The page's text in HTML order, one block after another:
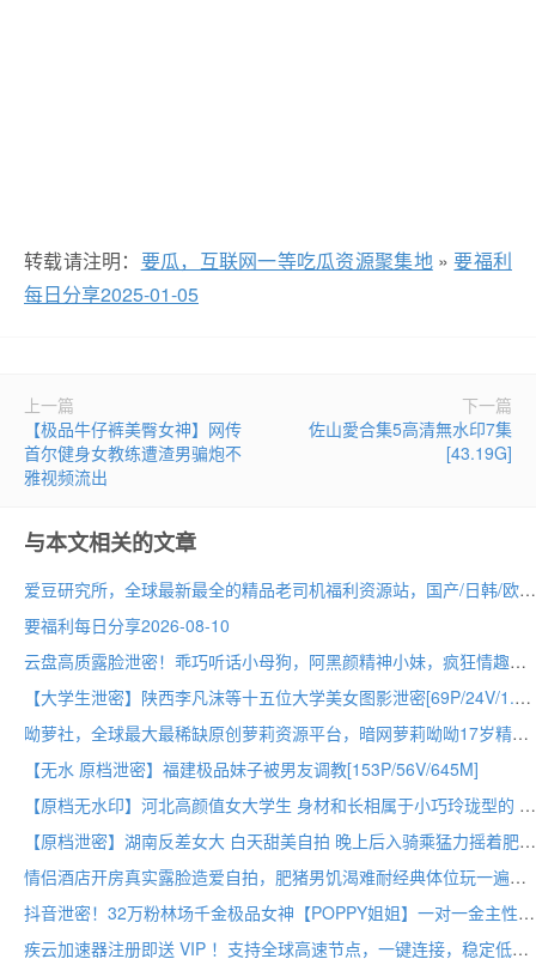
转载请注明： 要瓜，互联网一等吃瓜资源聚集地»要福利
每日分享2025-01-05
上一篇
【极品牛仔裤美臀女神】网传
首尔健身女教练遭渣男骗炮不
雅视频流出
下一篇
佐山愛合集5高清無水印7集
[43.19G]
与本文相关的文章
爱豆研究所，全球最新最全的精品老司机福利资源站，国产/日韩/欧美/动漫里番/直播/黑料吃瓜应有尽有
要福利每日分享2026-08-10
云盘高质露脸泄密！乖巧听话小母狗，阿黑颜精神小妹，疯狂情趣制服造爱自拍[8V/7G]
【大学生泄密】陕西李凡沫等十五位大学美女图影泄密[69P/24V/1.1G]
呦萝社，全球最大最稀缺原创萝莉资源平台，暗网萝莉呦呦17岁精选免费看不停
【无水 原档泄密】福建极品妹子被男友调教[153P/56V/645M]
【原档无水印】河北高颜值女大学生 身材和长相属于小巧玲珑型的 看起来超嫩 皮肤很白 第一视角完美露脸[23V/983M]
【原档泄密】湖南反差女大 白天甜美自拍 晚上后入骑乘猛力摇着肥臀双手抓着肉臀后入狂操到身体前后剧烈晃动(7v)
情侣酒店开房真实露脸造爱自拍，肥猪男饥渴难耐经典体位玩一遍，小母狗身材嘎嘎好
抖音泄密！32万粉林场千金极品女神【POPPY姐姐】一对一金主性爱露脸自拍流出(18V)
疾云加速器注册即送 VIP ！支持全球高速节点，一键连接，稳定低延迟，不限速，畅享流畅网络体验